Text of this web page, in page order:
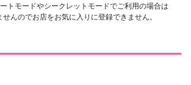
トモードやシークレットモードでご利用の場合は
んのでお店をお気に入りに登録できません。